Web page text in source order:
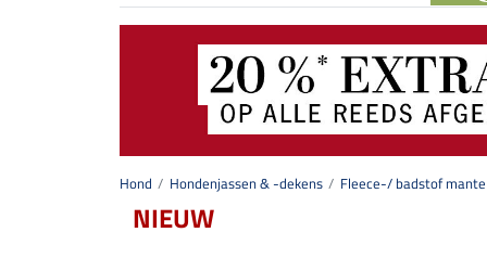
Hond Hondenjassen & -dekens Fleece-/ badstof
NIEUW